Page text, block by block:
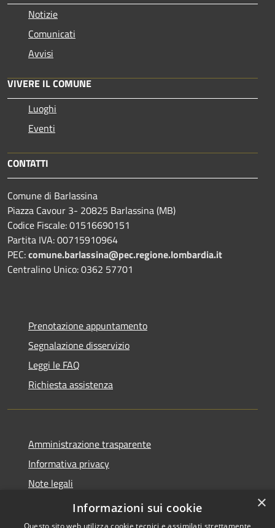
Notizie
Comunicati
Avvisi
VIVERE IL COMUNE
Luoghi
Eventi
CONTATTI
Comune di Barlassina
Piazza Cavour 3- 20825 Barlassina (MB)
Codice Fiscale: 01516690151
Partita IVA: 00715910964
PEC:comune.barlassina@pec.regione.lombardia.it
Centralino Unico: 0362 57701
Prenotazione appuntamento
Segnalazione disservizio
Leggi le FAQ
Richiesta assistenza
Amministrazione trasparente
Informativa privacy
Note legali
Dichiarazione di accessibilità
×
Informazioni sui cookie
Questo sito web utilizza cookie tecnici e assimilati strettamente